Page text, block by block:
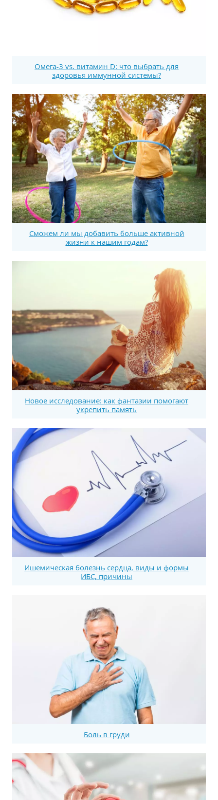
Омега-3 vs. витамин D: что выбрать для
здоровья иммунной системы?
Сможем ли мы добавить больше активной
жизни к нашим годам?
Новое исследование: как фантазии помогают
укрепить память
Ишемическая болезнь сердца, виды и формы
ИБС, причины
Боль в груди